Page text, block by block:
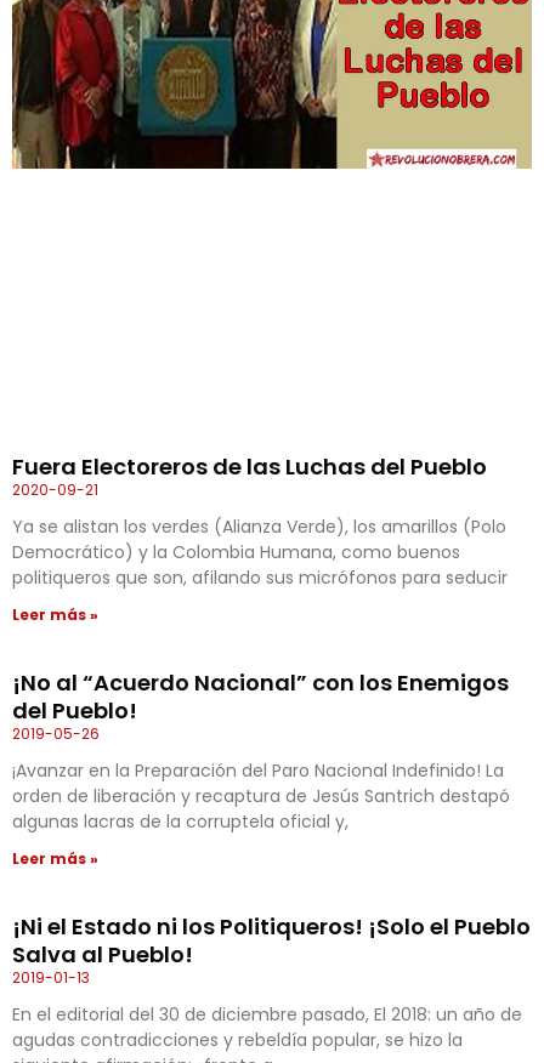
Fuera Electoreros de las Luchas del Pueblo
2020-09-21
Ya se alistan los verdes (Alianza Verde), los amarillos (Polo
Democrático) y la Colombia Humana, como buenos
politiqueros que son, afilando sus micrófonos para seducir
Leer más »
¡No al “Acuerdo Nacional” con los Enemigos
del Pueblo!
2019-05-26
¡Avanzar en la Preparación del Paro Nacional Indefinido! La
orden de liberación y recaptura de Jesús Santrich destapó
algunas lacras de la corruptela oficial y,
Leer más »
¡Ni el Estado ni los Politiqueros! ¡Solo el Pueblo
Salva al Pueblo!
2019-01-13
En el editorial del 30 de diciembre pasado, El 2018: un año de
agudas contradicciones y rebeldía popular, se hizo la